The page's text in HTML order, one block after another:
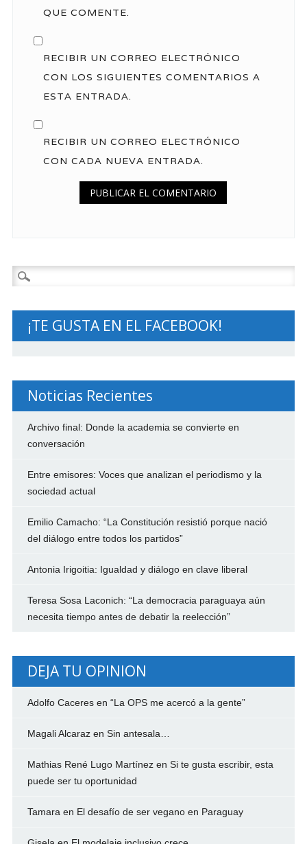
QUE COMENTE.
RECIBIR UN CORREO ELECTRÓNICO
CON LOS SIGUIENTES COMENTARIOS A
ESTA ENTRADA.
RECIBIR UN CORREO ELECTRÓNICO
CON CADA NUEVA ENTRADA.
Buscar:
¡TE GUSTA EN EL FACEBOOK!
Noticias Recientes
Archivo final: Donde la academia se convierte en
conversación
Entre emisores: Voces que analizan el periodismo y la
sociedad actual
Emilio Camacho: “La Constitución resistió porque nació
del diálogo entre todos los partidos”
Antonia Irigoitia: Igualdad y diálogo en clave liberal
Teresa Sosa Laconich: “La democracia paraguaya aún
necesita tiempo antes de debatir la reelección”
DEJA TU OPINION
Adolfo Caceresen “La OPS me acercó a la gente”
Magali Alcarazen Sin antesala…
Mathias René Lugo Martínezen Si te gusta escribir, esta
puede ser tu oportunidad
Tamara en El desafío de ser vegano en Paraguay